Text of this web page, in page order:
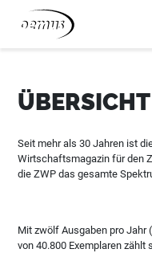
Zum Inhalt springen
ÜBERSICHT
Seit mehr als 30 Jahren ist
Wirtschaftsmagazin für den
die ZWP das gesamte
Mit zwölf Ausgaben pro Jahr
von 40.800 Exemplaren zählt